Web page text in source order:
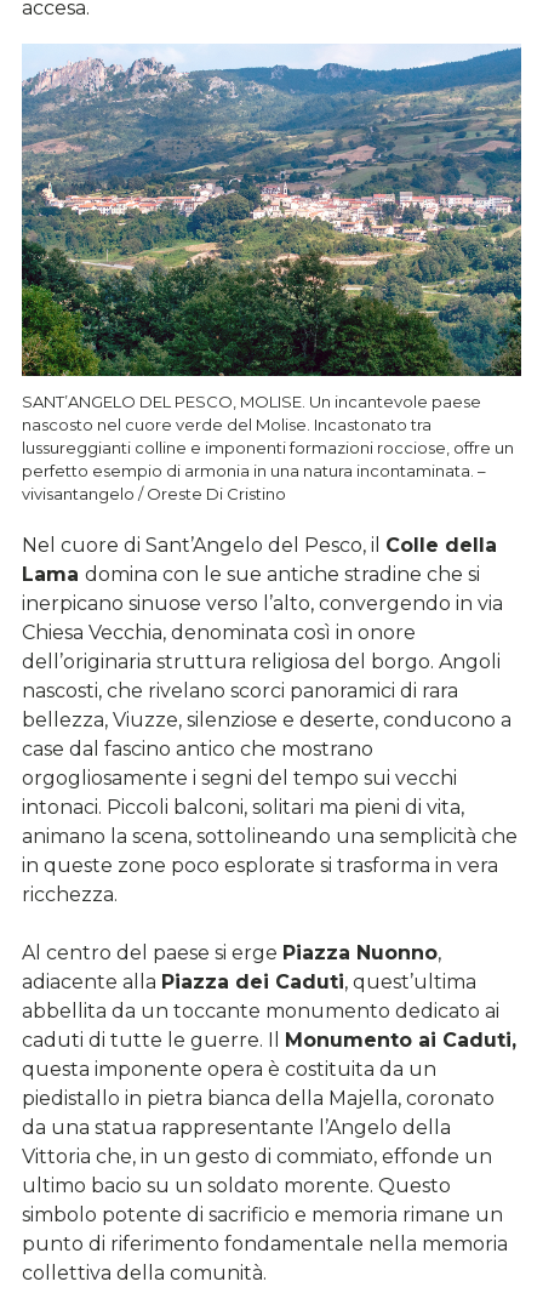
accesa.
SANT’ANGELO DEL PESCO, MOLISE. Un incantevole paese
nascosto nel cuore verde del Molise. Incastonato tra
lussureggianti colline e imponenti formazioni rocciose, offre un
perfetto esempio di armonia in una natura incontaminata. –
vivisantangelo / Oreste Di Cristino
Nel cuore di Sant’Angelo del Pesco, il Colle della
Lama domina con le sue antiche stradine che si
inerpicano sinuose verso l’alto, convergendo in via
Chiesa Vecchia, denominata così in onore
dell’originaria struttura religiosa del borgo. Angoli
nascosti, che rivelano scorci panoramici di rara
bellezza, Viuzze, silenziose e deserte, conducono a
case dal fascino antico che mostrano
orgogliosamente i segni del tempo sui vecchi
intonaci. Piccoli balconi, solitari ma pieni di vita,
animano la scena, sottolineando una semplicità che
in queste zone poco esplorate si trasforma in vera
ricchezza.
Al centro del paese si erge Piazza Nuonno,
adiacente alla Piazza dei Caduti, quest’ultima
abbellita da un toccante monumento dedicato ai
caduti di tutte le guerre. Il Monumento ai Caduti,
questa imponente opera è costituita da un
piedistallo in pietra bianca della Majella, coronato
da una statua rappresentante l’Angelo della
Vittoria che, in un gesto di commiato, effonde un
ultimo bacio su un soldato morente. Questo
simbolo potente di sacrificio e memoria rimane un
punto di riferimento fondamentale nella memoria
collettiva della comunità.